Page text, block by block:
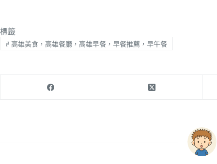
標籤
#高雄美食，高雄餐廳，高雄早餐，早餐推薦，早午餐